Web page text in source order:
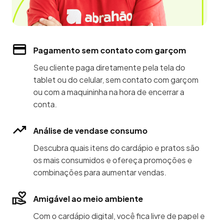
Pagamento sem contato com garçom
Seu cliente paga diretamente pela tela do
tablet ou do celular, sem contato com garçom
ou com a maquininha na hora de encerrar a
conta.
Análise de vendase consumo
Descubra quais itens do cardápio e pratos são
os mais consumidos e ofereça promoções e
combinações para aumentar vendas.
Amigável ao meio ambiente
Com o cardápio digital, você fica livre de papel e